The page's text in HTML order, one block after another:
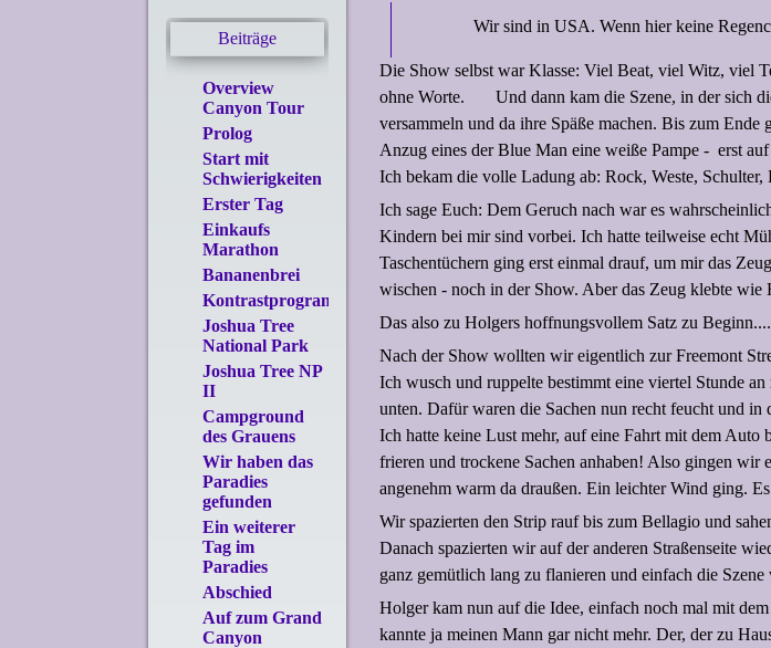
Beiträge
Overview
Canyon Tour
Prolog
Start mit
Schwierigkeiten
Erster Tag
Einkaufs
Marathon
Bananenbrei
Kontrastprogramm
Joshua Tree
National Park
Joshua Tree NP
II
Campground
des Grauens
Wir haben das
Paradies
gefunden
Ein weiterer
Tag im
Paradies
Abschied
Auf zum Grand
Canyon
Wir sind in USA. Wenn hier keine
Die Show selbst war Klasse: Viel Beat, viel Witz, viel
ohne Worte.
Und dann kam die Szene, in der sich
versammeln und da ihre Späße machen. Bis zum
Anzug eines der Blue Man eine weiße Pampe - erst
Ich bekam die volle Ladung ab: Rock, Weste, Schulter,
Ich sage Euch: Dem Geruch nach war es
Kindern bei mir sind vorbei. Ich hatte teilweise echt
Taschentüchern ging erst einmal drauf, um mir das
wischen - noch in der Show. Aber das Zeug klebte wie
Das also zu Holgers hoffnungsvollem Satz zu Beginn....
Nach der Show wollten wir eigentlich zur Freemont
Ich wusch und ruppelte bestimmt eine viertel Stunde
unten. Dafür waren die Sachen nun recht feucht und
Ich hatte keine Lust mehr, auf eine Fahrt mit dem
frieren und trockene Sachen anhaben! Also gingen wir
angenehm warm da draußen. Ein leichter Wind ging.
Wir spazierten den Strip rauf bis zum Bellagio und
Danach spazierten wir auf der anderen Straßenseite
ganz gemütlich lang zu flanieren und einfach die Szene
Holger kam nun auf die Idee, einfach noch mal mit
kannte ja meinen Mann gar nicht mehr. Der, der zu